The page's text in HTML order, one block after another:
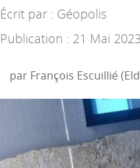
Écrit par : Géopolis
Publication : 21 Mai 2023
par François Escuillié